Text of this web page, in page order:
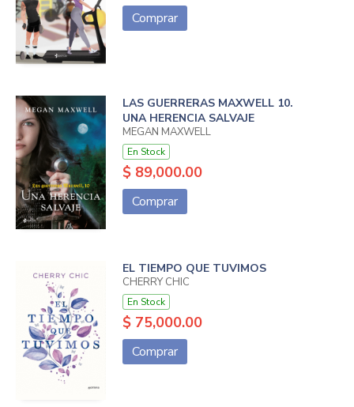
Comprar
LAS GUERRERAS MAXWELL 10.
UNA HERENCIA SALVAJE
MEGAN MAXWELL
En Stock
$ 89,000.00
Comprar
EL TIEMPO QUE TUVIMOS
CHERRY CHIC
En Stock
$ 75,000.00
Comprar